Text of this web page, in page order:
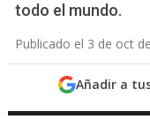
todo el mundo.
Publicado el 3 de oct
Añadir a